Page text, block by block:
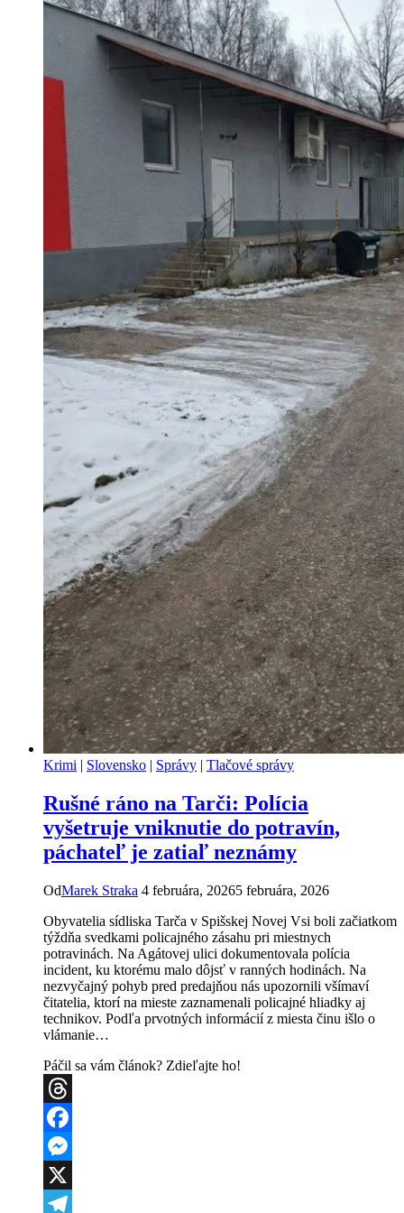
Krimi | Slovensko | Správy | Tlačové správy
Rušné ráno na Tarči: Polícia
vyšetruje vniknutie do potravín,
páchateľ je zatiaľ neznámy
OdMarek Straka 4 februára, 20265 februára, 2026
Obyvatelia sídliska Tarča v Spišskej Novej Vsi boli začiatkom
týždňa svedkami policajného zásahu pri miestnych
potravinách. Na Agátovej ulici dokumentovala polícia
incident, ku ktorému malo dôjsť v ranných hodinách. Na
nezvyčajný pohyb pred predajňou nás upozornili všímaví
čitatelia, ktorí na mieste zaznamenali policajné hliadky aj
technikov. Podľa prvotných informácií z miesta činu išlo o
vlámanie…
Páčil sa vám článok? Zdieľajte ho!
Threads
Facebook
Messenger
X